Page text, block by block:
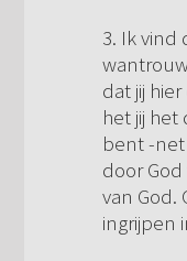
3. Ik vind
dat jij
het jij
bent -
door
van God.
ingrijpen